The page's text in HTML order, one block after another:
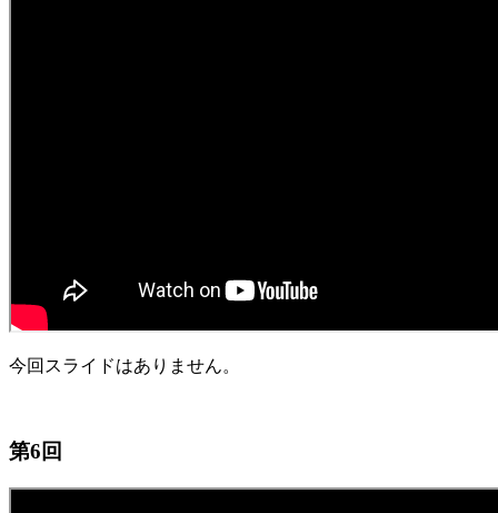
今回スライドはありません。
第6回